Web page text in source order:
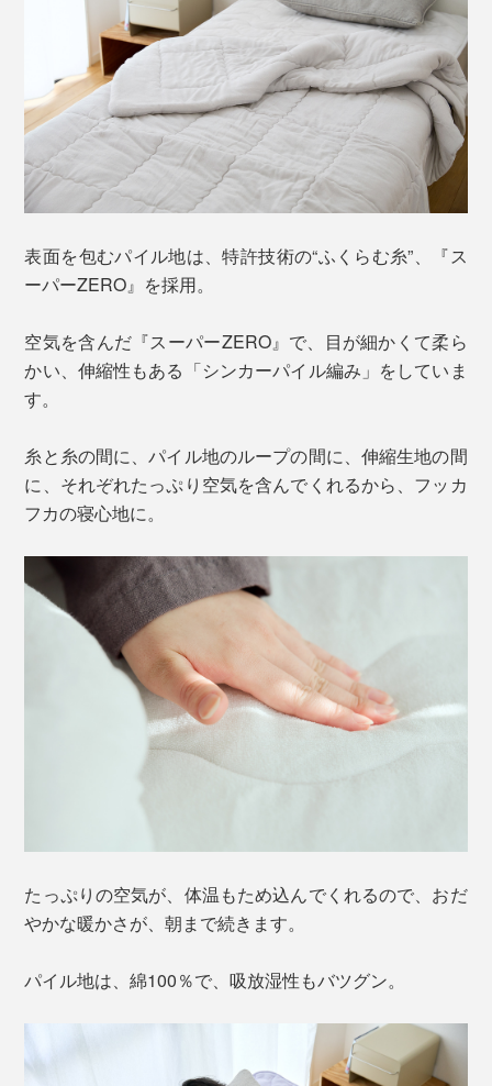
表面を包むパイル地は、特許技術の“ふくらむ糸”、『ス
ーパーZERO』を採用。
空気を含んだ『スーパーZERO』で、目が細かくて柔ら
かい、伸縮性もある「シンカーパイル編み」をしていま
す。
糸と糸の間に、パイル地のループの間に、伸縮生地の間
に、それぞれたっぷり空気を含んでくれるから、フッカ
フカの寝心地に。
たっぷりの空気が、体温もため込んでくれるので、おだ
やかな暖かさが、朝まで続きます。
パイル地は、綿100％で、吸放湿性もバツグン。